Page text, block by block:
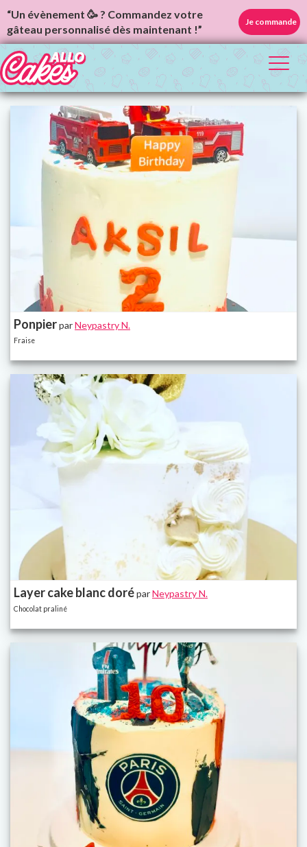
“Un évènement 🥳 ? Commandez votre
gâteau personnalisé dès maintenant !”
Je commande
PonpierparNeypastry N.
Fraise
Layer cake blanc doréparNeypastry N.
Chocolat praliné